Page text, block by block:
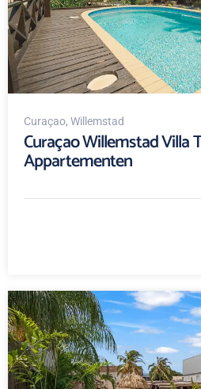
Curaçao, Willemstad
Curaçao Willemstad Villa
Appartementen